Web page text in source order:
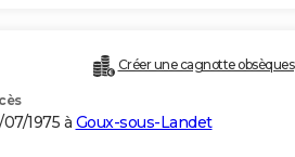
Créer une cagnotte obsèques
1975 à Goux-sous-Landet